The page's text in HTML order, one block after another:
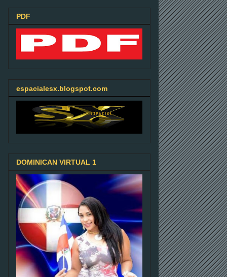
PDF
espacialesx.blogspot.com
DOMINICAN VIRTUAL 1